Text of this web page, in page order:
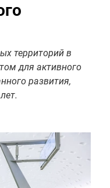
территорий в
для активного
развития,